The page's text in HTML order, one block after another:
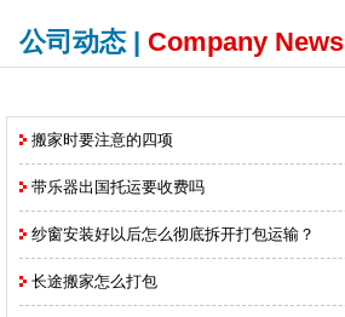
公司动态 | Company News
搬家时要注意的四项
带乐器出国托运要收费吗
纱窗安装好以后怎么彻底拆开打包运输？
长途搬家怎么打包